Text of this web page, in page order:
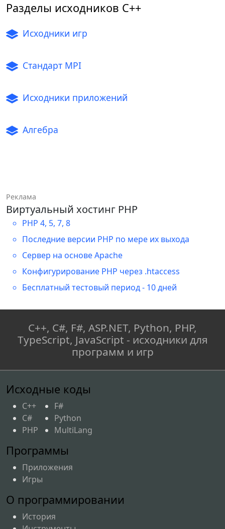
Разделы исходников C++
Исходники игр
Стандарт MPI
Исходники приложений
Алгебра
Реклама
Виртуальный хостинг PHP
PHP 4, 5, 7, 8
Последние версии PHP по мере их выхода
Сервер на основе Apache
Конфигурирование PHP через .htaccess
Бесплатный тестовый период - 10 дней
C++, C#, F#, ASP.NET, Python, PHP,
TypeScript, JavaScript - исходники для
программ и игр
Исходные коды
C++
C#
PHP
F#
Python
MultiLang
Программы
Приложения
Игры
О программировании
История